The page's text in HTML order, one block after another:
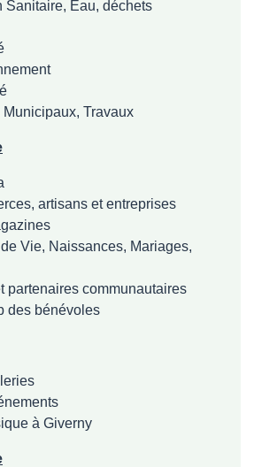
Sanitaire, Eau, déchets
Municipaux, Travaux
artisans et entreprises
Vie, Naissances, Mariages,
partenaires communautaires
des bénévoles
à Giverny